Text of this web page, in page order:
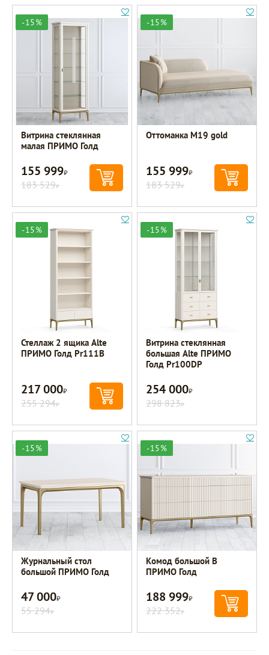
-15%
Витрина стеклянная
малая ПРИМО Голд
155 999Р
183 529Р
-15%
Оттоманка M19 gold
155 999Р
183 529Р
-15%
Стеллаж 2 ящика Alte
ПРИМО Голд Pr111B
217 000Р
255 294Р
-15%
Витрина стеклянная
большая Alte ПРИМО
Голд Pr100DP
254 000Р
298 823Р
-15%
Журнальный стол
большой ПРИМО Голд
47 000Р
55 294Р
-15%
Комод большой B
ПРИМО Голд
188 999Р
222 352Р